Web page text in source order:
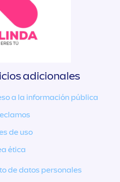
adicionales
a la información pública
de uso
ética
de datos personales